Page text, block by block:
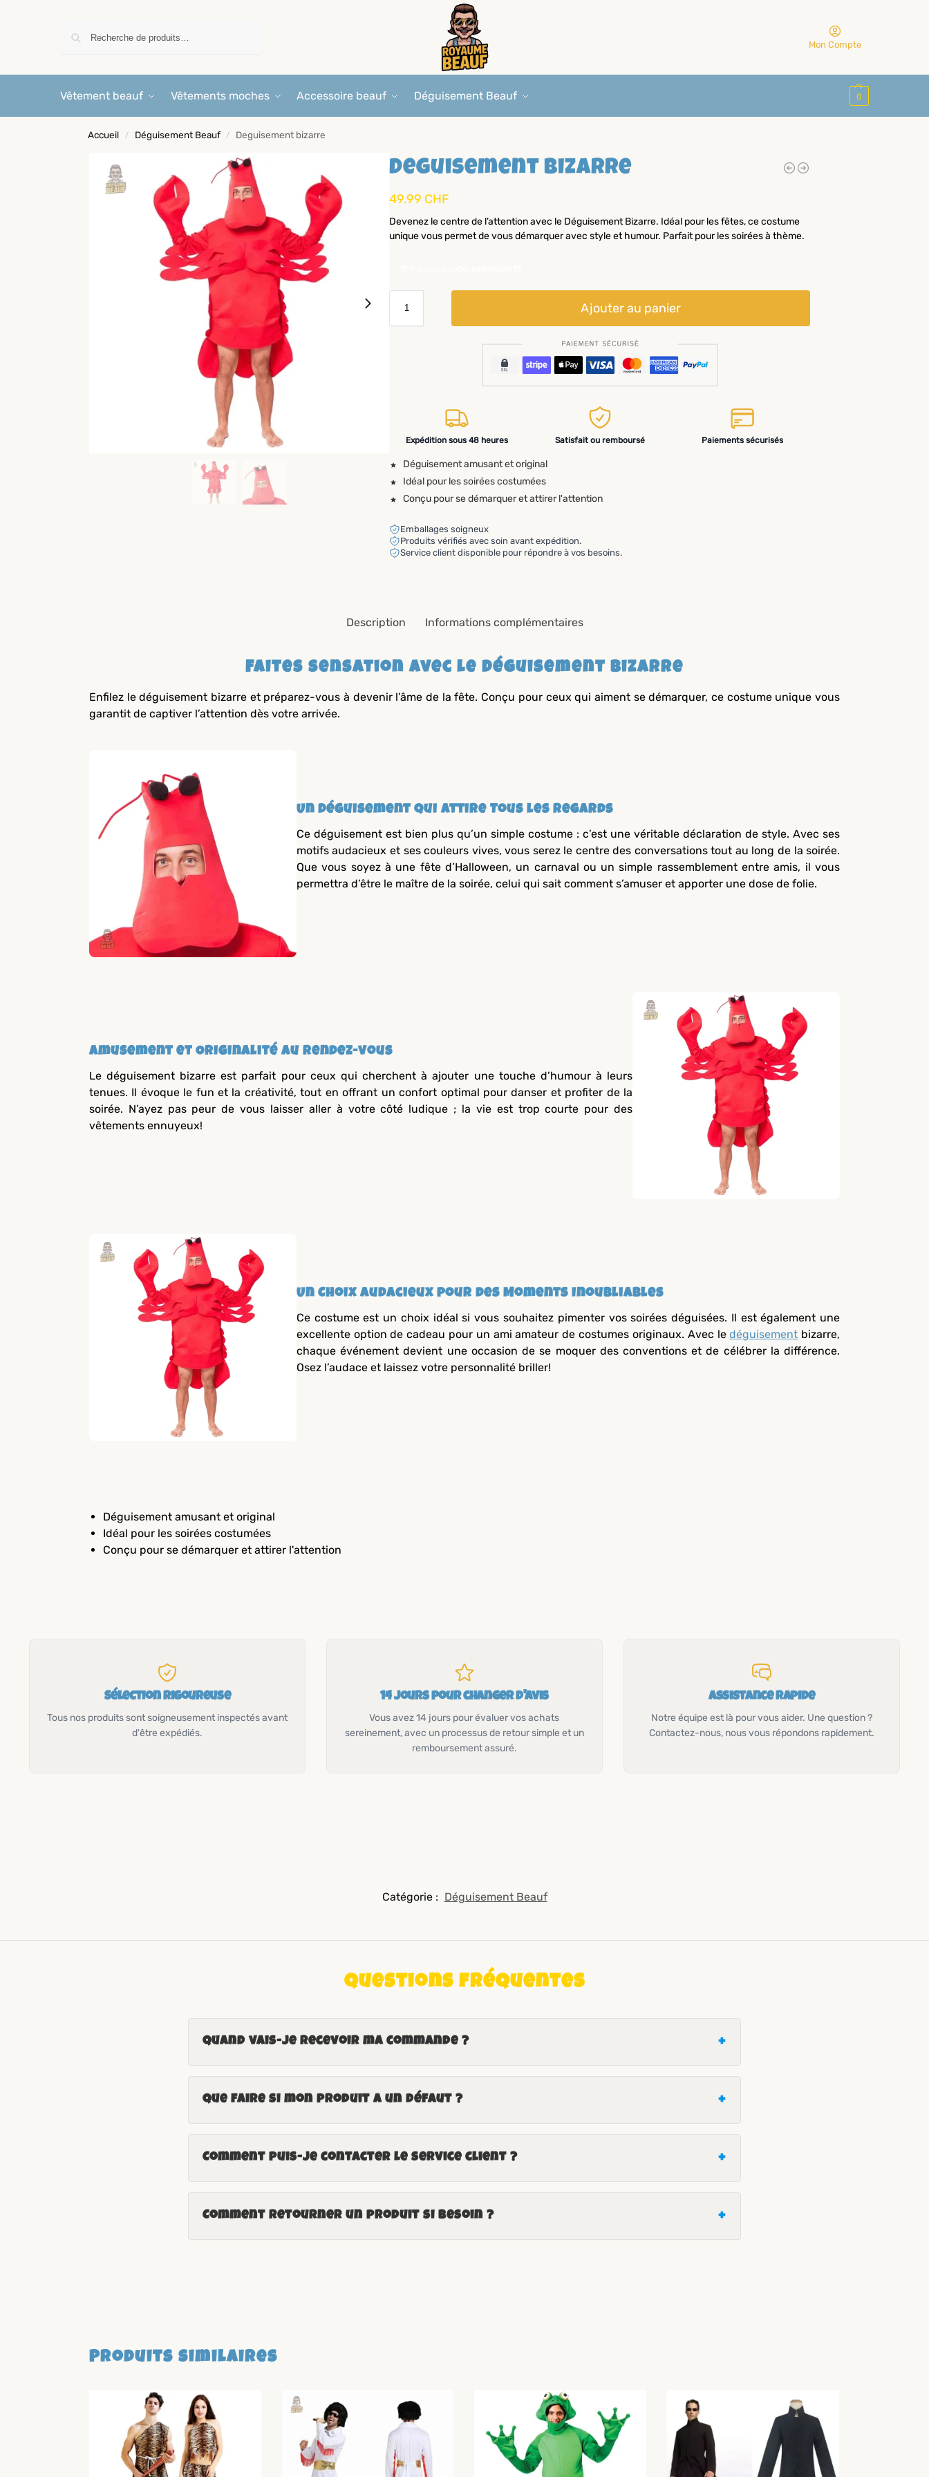
Mon Compte
Vêtement beauf Vêtements moches Accessoire beauf Déguisement Beauf 0
Accueil / Déguisement Beauf / Deguisement bizarre
Deguisement bizarre
49.99 CHF
Devenez le centre de l’attention avec le Déguisement Bizarre. Idéal pour les fêtes, ce costume
unique vous permet de vous démarquer avec style et humour. Parfait pour les soirées à thème.
Ajouter au panier
Expédition sous 48 heures Satisfait ou remboursé Paiements sécurisés
Déguisement amusant et original
Idéal pour les soirées costumées
Conçu pour se démarquer et attirer l'attention
Emballages soigneux
Produits vérifiés avec soin avant expédition.
Service client disponible pour répondre à vos besoins.
Description Informations complémentaires
Faites sensation avec le Déguisement Bizarre
Enfilez le déguisement bizarre et préparez-vous à devenir l’âme de la fête. Conçu pour ceux qui aiment se démarquer, ce costume unique vous
garantit de captiver l’attention dès votre arrivée.
Un Déguisement qui Attire Tous les Regards
Ce déguisement est bien plus qu’un simple costume : c’est une véritable déclaration de style. Avec ses
motifs audacieux et ses couleurs vives, vous serez le centre des conversations tout au long de la soirée.
Que vous soyez à une fête d’Halloween, un carnaval ou un simple rassemblement entre amis, il vous
permettra d’être le maître de la soirée, celui qui sait comment s’amuser et apporter une dose de folie.
Amusement et Originalité au Rendez-vous
Le déguisement bizarre est parfait pour ceux qui cherchent à ajouter une touche d’humour à leurs
tenues. Il évoque le fun et la créativité, tout en offrant un confort optimal pour danser et profiter de la
soirée. N’ayez pas peur de vous laisser aller à votre côté ludique ; la vie est trop courte pour des
vêtements ennuyeux!
Un Choix Audacieux pour des Moments Inoubliables
Ce costume est un choix idéal si vous souhaitez pimenter vos soirées déguisées. Il est également une
excellente option de cadeau pour un ami amateur de costumes originaux. Avec ledéguisement bizarre,
chaque événement devient une occasion de se moquer des conventions et de célébrer la différence.
Osez l’audace et laissez votre personnalité briller!
Déguisement amusant et original
Idéal pour les soirées costumées
Conçu pour se démarquer et attirer l'attention
Sélection rigoureuse
Tous nos produits sont soigneusement inspectés avant
d'être expédiés.
14 jours pour changer d'avis
Vous avez 14 jours pour évaluer vos achats
sereinement, avec un processus de retour simple et un
remboursement assuré.
Assistance rapide
Notre équipe est là pour vous aider. Une question ?
Contactez-nous, nous vous répondons rapidement.
Catégorie : Déguisement Beauf
Questions fréquentes
Quand vais-je recevoir ma commande ?
Que faire si mon produit a un défaut ?
Comment puis-je contacter le service client ?
Comment retourner un produit si besoin ?
Produits similaires
-18%